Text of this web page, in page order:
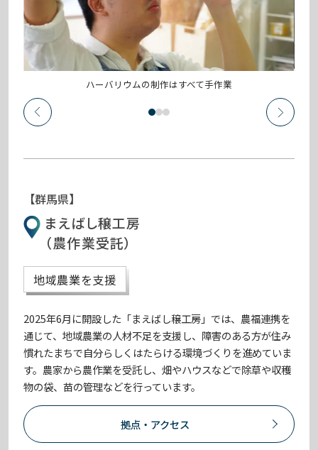
ハーバリウムの制作はすべて手作業
【群馬県】
まえばし穣工房
（農作業受託）
地域農業を支援
2025年6月に開設した「まえばし穣工房」では、農福連携を
通じて、地域農業の人材不足を支援し、障害のある方が住み
慣れたまちで自分らしくはたらける環境づくりを進めていま
す。農家から農作業を受託し、畑やハウスなどで除草や収穫
物の袋、苗の管理などを行っています。
拠点・アクセス